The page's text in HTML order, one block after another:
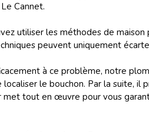
Le Cannet.
utiliser les méthodes de
peuvent uniquement
à ce problème, notre
localiser le bouchon. Par la suite, il
met tout en œuvre pour vous